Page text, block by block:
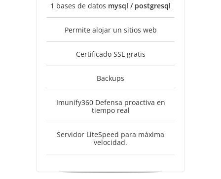
1 bases de datos mysql / postgresql
Permite alojar un sitios web
Certificado SSL gratis
Backups
Imunify360 Defensa proactiva en
tiempo real
Servidor LiteSpeed para máxima
velocidad.